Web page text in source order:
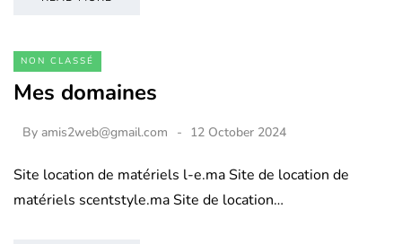
NON CLASSÉ
Mes domaines
By amis2web@gmail.com 12 October 2024
Site location de matériels l-e.ma Site de location de
matériels scentstyle.ma Site de location…